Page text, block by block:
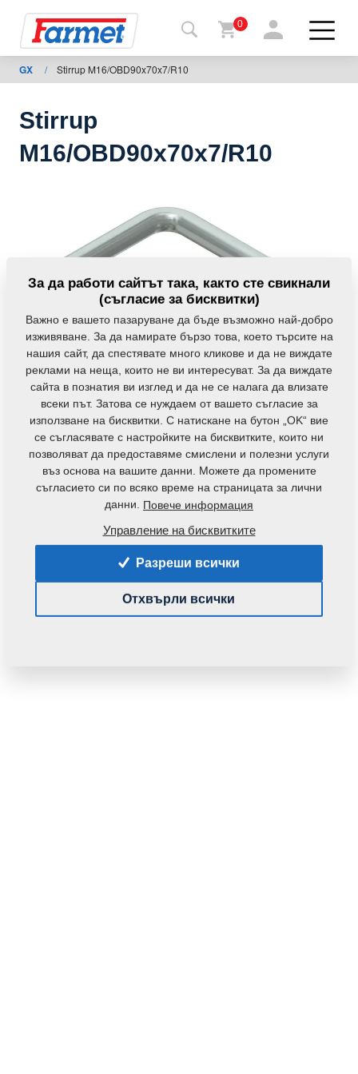
shop
изтегляния
0
GX / Stirrup M16/OBD90x70x7/R10
Stirrup
M16/OBD90x70x7/R10
Код на продукта: m10293
Оригинален номер на каталога: 4000040
Частта може да се използва при следните
машини:
За да работи сайтът така, както сте свикнали
(съгласие за бисквитки)
Важно е вашето пазаруване да бъде възможно най-добро
изживяване. За да намирате бързо това, което търсите на
нашия сайт, да спестявате много кликове и да не виждате
реклами на неща, които не ви интересуват. За да виждате
сайта в познатия ви изглед и да не се налага да влизате
всеки път. Затова се нуждаем от вашето съгласие за
използване на бисквитки. С натискане на бутон „OK“ вие
се съгласявате с настройките на бисквитките, които ни
позволяват да предоставяме смислени и полезни услуги
въз основа на вашите данни. Можете да промените
съгласието си по всяко време на страницата за лични
данни. Повече информация
Управление на бисквитките
Разреши всички
Отхвърли всички